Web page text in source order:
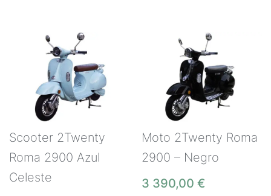
Scooter 2Twenty
Roma 2900 Azul
Celeste
Moto 2Twenty Roma
2900 – Negro
3 390,00 €